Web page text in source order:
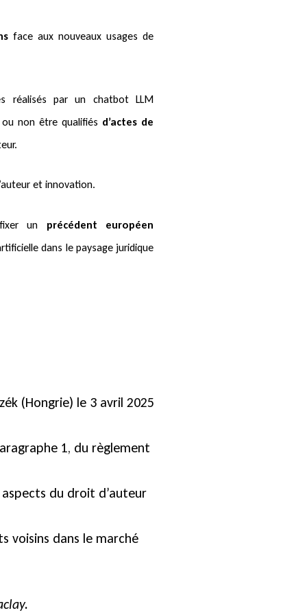
face aux nouveaux usages de
réalisés par un chatbot LLM
non être qualifiés d’actes de
et innovation.
un précédent européen
dans le paysage juridique
(Hongrie) le 3 avril 2025
1, du règlement
du droit d’auteur
voisins dans le marché